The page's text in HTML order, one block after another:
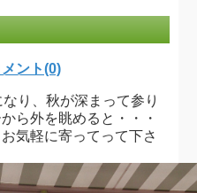
メント(0)
り、秋が深まって参り
ら外を眺めると・・・
気軽に寄ってって下さ